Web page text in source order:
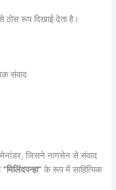
रूप दिखाई देता है।
संवाद
मेनांडर, जिसने नागसेन से संवाद
“मिलिंदपन्हा” के रूप में साहित्यिक